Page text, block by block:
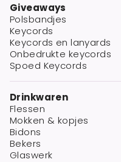
Giveaways
Polsbandjes
Keycords
Keycords en lanyards
Onbedrukte keycords
Spoed Keycords
Drinkwaren
Flessen
Mokken & kopjes
Bidons
Bekers
Glaswerk